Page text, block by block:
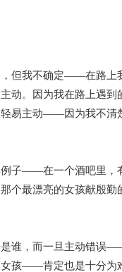
但我不确定——在路上
。因为我在路上遇到
易主动——因为我不清
子——在一个酒吧里，
个最漂亮的女孩献殷
谁，而一旦主动错误
孩——肯定也是十分为